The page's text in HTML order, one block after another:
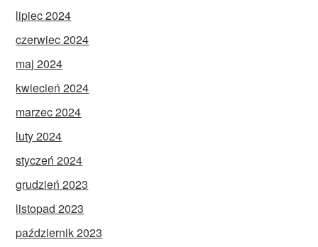
lipiec 2024
czerwiec 2024
maj 2024
kwiecień 2024
marzec 2024
luty 2024
styczeń 2024
grudzień 2023
listopad 2023
październik 2023